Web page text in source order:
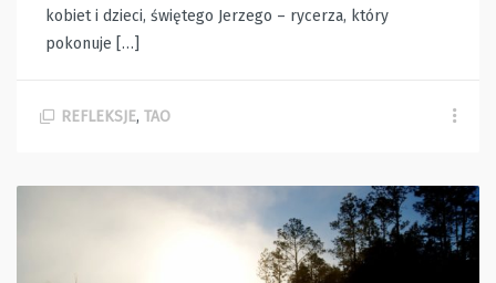
kobiet i dzieci, świętego Jerzego – rycerza, który
pokonuje […]
REFLEKSJE, TAO